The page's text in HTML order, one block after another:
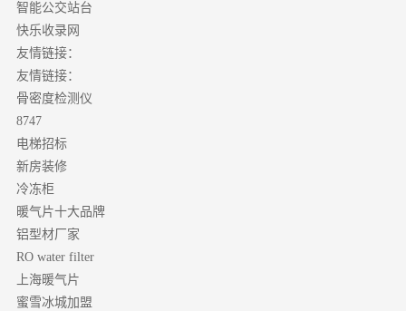
智能公交站台
快乐收录网
友情链接：
友情链接：
骨密度检测仪
8747
电梯招标
新房装修
冷冻柜
暖气片十大品牌
铝型材厂家
RO water filter
上海暖气片
蜜雪冰城加盟